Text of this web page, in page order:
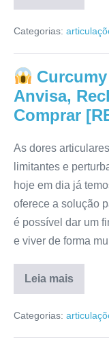
BackLife
Anvisa,
Valor,
Aqui
[RESENHA]
Categorias:
Anvisa,
Comprar
As dores
limitantes e
hoje em dia já
oferece a solução
é possível dar um
e viver de forma
Leia mais
Curcumy
Bom?
Anvisa,
Categorias: